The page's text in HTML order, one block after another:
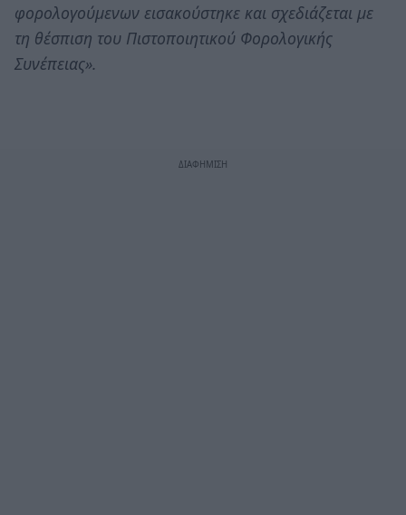
φορολογούμενων εισακούστηκε και σχεδιάζεται με
τη θέσπιση του Πιστοποιητικού Φορολογικής
Συνέπειας».